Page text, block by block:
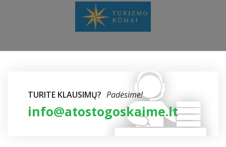
TURITE KLAUSIMŲ? Padėsime!
info@atostogoskaime.lt